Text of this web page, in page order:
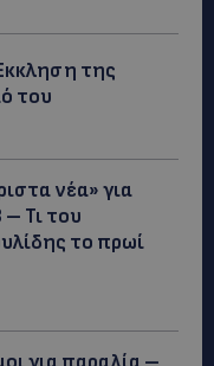
της
του
νέα» για
Τι του
το πρωί